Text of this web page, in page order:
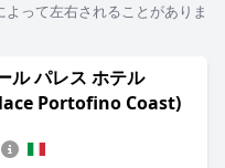
って左右されることがありま
ル パレス ホテル
Portofino Coast)